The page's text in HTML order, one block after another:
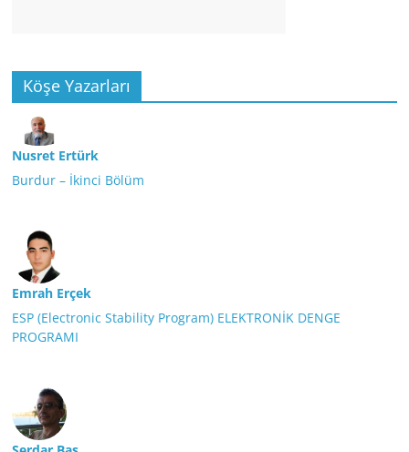
Köşe Yazarları
Nusret Ertürk
Burdur – İkinci Bölüm
Emrah Erçek
ESP (Electronic Stability Program) ELEKTRONİK DENGE
PROGRAMI